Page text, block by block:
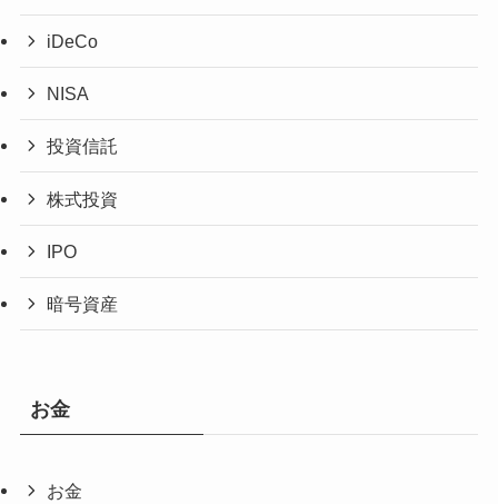
iDeCo
NISA
投資信託
株式投資
IPO
暗号資産
お金
お金